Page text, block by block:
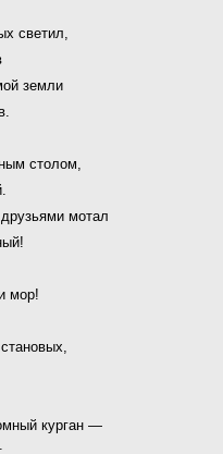
светил,
земли
столом,
мотал
мор!
курган —